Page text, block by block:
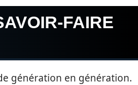
FAIRE
génération en génération.